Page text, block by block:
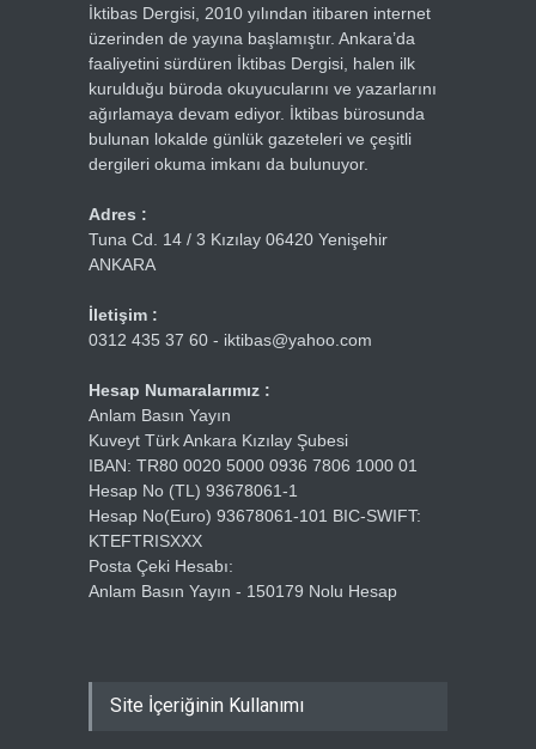
İktibas Dergisi, 2010 yılından itibaren internet
üzerinden de yayına başlamıştır. Ankara’da
faaliyetini sürdüren İktibas Dergisi, halen ilk
kurulduğu büroda okuyucularını ve yazarlarını
ağırlamaya devam ediyor. İktibas bürosunda
bulunan lokalde günlük gazeteleri ve çeşitli
dergileri okuma imkanı da bulunuyor.
Adres :
Tuna Cd. 14 / 3 Kızılay 06420 Yenişehir
ANKARA
İletişim :
0312 435 37 60 - iktibas@yahoo.com
Hesap Numaralarımız :
Anlam Basın Yayın
Kuveyt Türk Ankara Kızılay Şubesi
IBAN: TR80 0020 5000 0936 7806 1000 01
Hesap No (TL) 93678061-1
Hesap No(Euro) 93678061-101 BIC-SWIFT:
KTEFTRISXXX
Posta Çeki Hesabı:
Anlam Basın Yayın - 150179 Nolu Hesap
Site İçeriğinin Kullanımı